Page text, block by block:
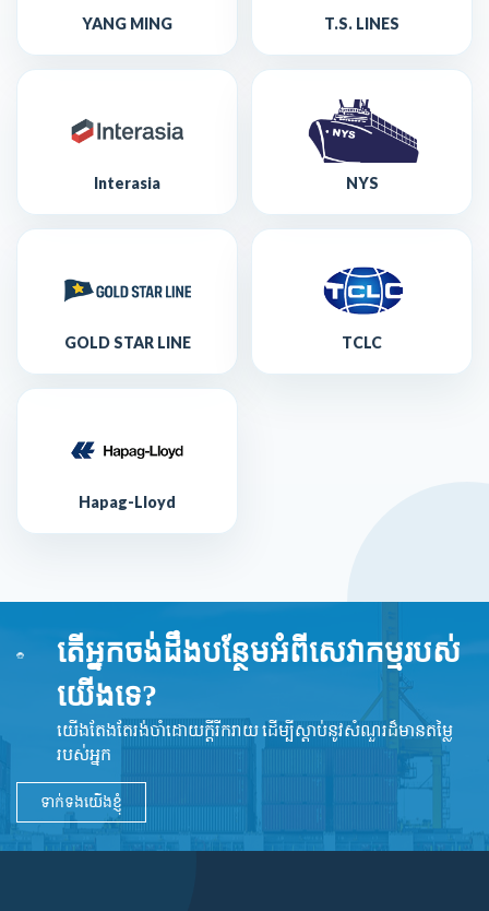
YANG MING T.S. LINES
Interasia NYS
GOLD STAR LINE TCLC
Hapag-Lloyd
តើអ្នកចង់ដឹងបន្ថែមអំពីសេវាកម្មរបស់
យើងទេ?
យើងតែងតែរង់ចាំដោយក្ដីរីករាយ ដើម្បីស្តាប់នូវ​សំណួរដ៏​មានតម្លៃ
របស់អ្នក
ទាក់ទងយើងខ្ញុំ